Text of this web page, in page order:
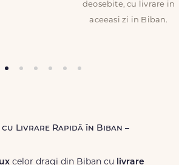
deosebite, cu livrare in
aceeasi zi in Biban.
Livrare Rapidă în Biban –
celor dragi din Biban cu livrare